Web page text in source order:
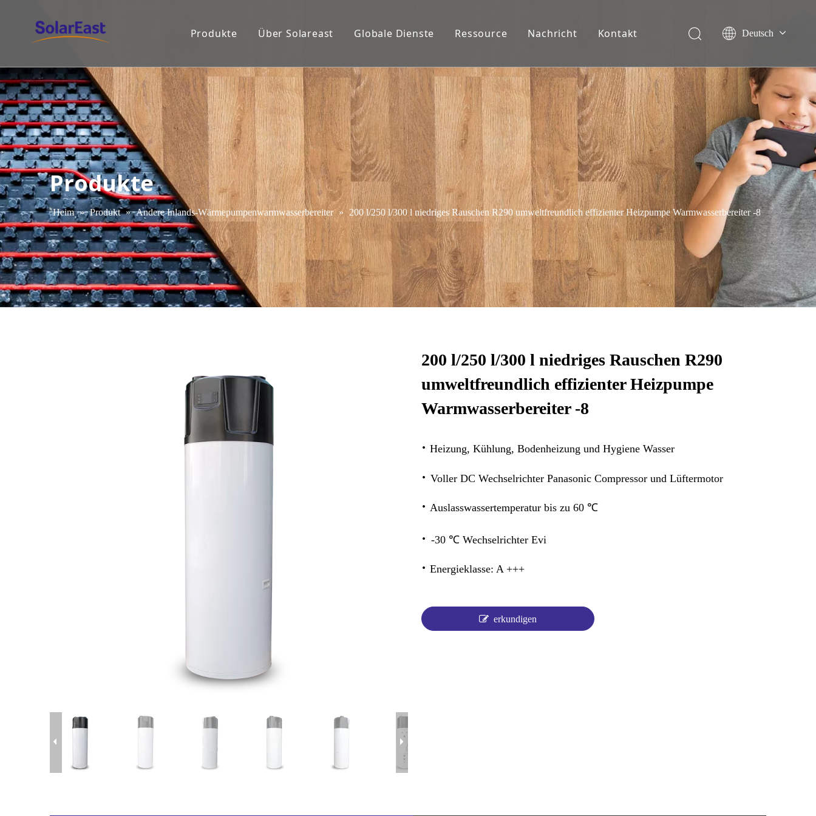
Produkte Über Solareast Globale Dienste Ressource Nachricht Kontakt Deutsch
Français
Español
Italiano
Nederlands
Produkte
Heim » Produkt » Andere Inlands-Wärmepumpenwarmwasserbereiter » 200 l/250 l/300 l niedriges Rauschen R290 umweltfreundlich effizienter Heizpumpe Warmwasserbereiter -8
200 l/250 l/300 l niedriges Rauschen R290
umweltfreundlich effizienter Heizpumpe
Warmwasserbereiter -8
· Heizung, Kühlung, Bodenheizung und Hygiene Wasser
· Voller DC Wechselrichter Panasonic Compressor und Lüftermotor
· Auslasswassertemperatur bis zu 60 ℃
· -30 ℃ Wechselrichter Evi
· Energieklasse: A +++
erkundigen